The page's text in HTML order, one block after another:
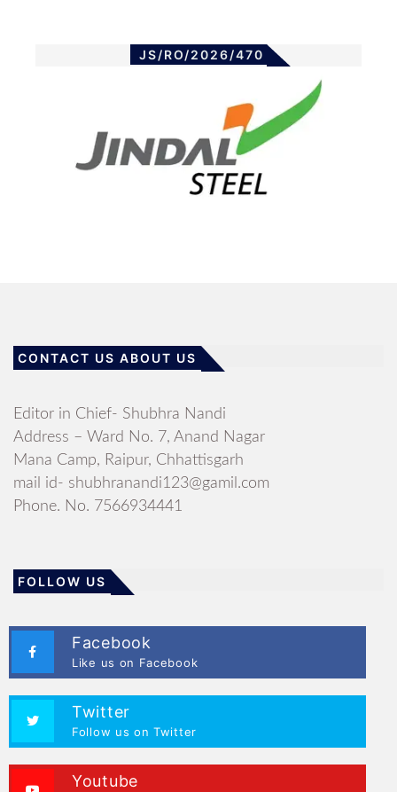
JS/RO/2026/470
CONTACT US ABOUT US
Editor in Chief- Shubhra Nandi
Address – Ward No. 7, Anand Nagar
Mana Camp, Raipur, Chhattisgarh
mail id- shubhranandi123@gamil.com
Phone. No. 7566934441
FOLLOW US
Facebook
Like us on Facebook
Twitter
Follow us on Twitter
Youtube